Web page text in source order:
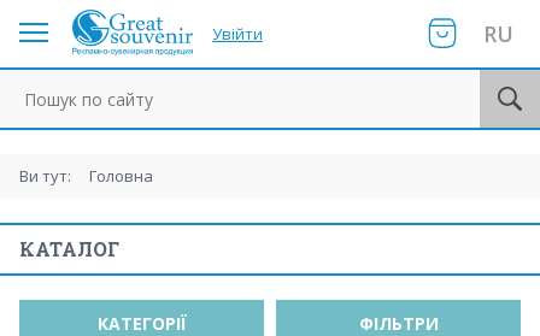
Увійти RU
Ви тут: Головна
КАТАЛОГ
КАТЕГОРІЇ ФІЛЬТРИ